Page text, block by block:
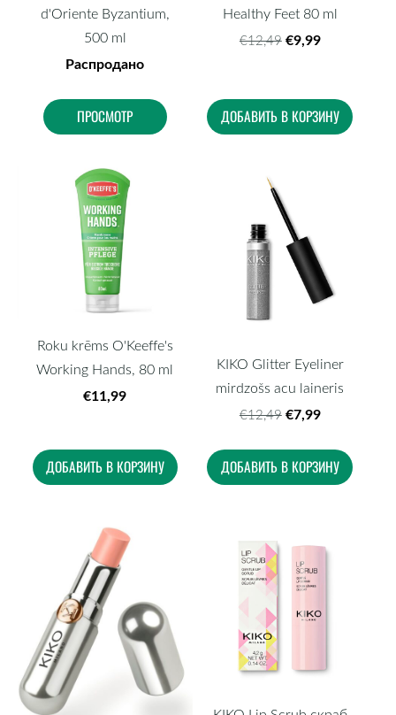
d'Oriente Byzantium,
500 ml
Распродано
ПРОСМОТР
Healthy Feet 80 ml
€12,49 €9,99
ДОБАВИТЬ В КОРЗИНУ
Roku krēms O'Keeffe's
Working Hands, 80 ml
€11,99
ДОБАВИТЬ В КОРЗИНУ
KIKO Glitter Eyeliner
mirdzošs acu laineris
€12,49 €7,99
ДОБАВИТЬ В КОРЗИНУ